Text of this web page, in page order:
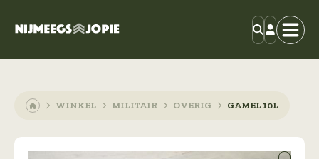
WINKEL MILITAIR OVERIG GAMEL 10L